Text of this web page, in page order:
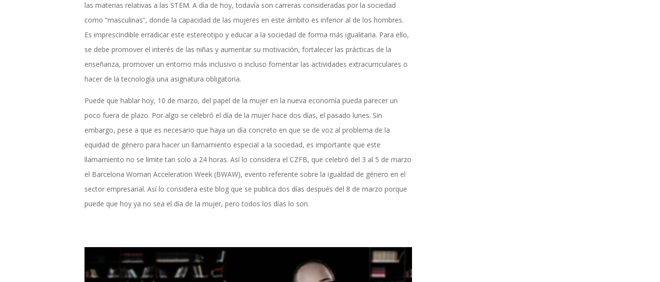
las materias relativas a las STEM. A día de hoy, todavía son carreras consideradas por la sociedad
como “masculinas”, donde la capacidad de las mujeres en este ámbito es inferior al de los hombres.
Es imprescindible erradicar este estereotipo y educar a la sociedad de forma más igualitaria. Para ello,
se debe promover el interés de las niñas y aumentar su motivación, fortalecer las prácticas de la
enseñanza, promover un entorno más inclusivo o incluso fomentar las actividades extracurriculares o
hacer de la tecnología una asignatura obligatoria.
Puede que hablar hoy, 10 de marzo, del papel de la mujer en la nueva economía pueda parecer un
poco fuera de plazo. Por algo se celebró el día de la mujer hace dos días, el pasado lunes. Sin
embargo, pese a que es necesario que haya un día concreto en que se de voz al problema de la
equidad de género para hacer un llamamiento especial a la sociedad, es importante que este
llamamiento no se limite tan solo a 24 horas. Así lo considera el CZFB, que celebró del 3 al 5 de marzo
el Barcelona Woman Acceleration Week (BWAW), evento referente sobre la igualdad de género en el
sector empresarial. Así lo considera este blog que se publica dos días después del 8 de marzo porque
puede que hoy ya no sea el día de la mujer, pero todos los días lo son.